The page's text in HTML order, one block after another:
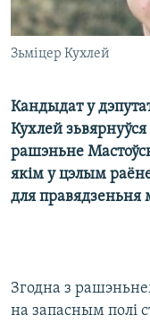
Зьміцер Кухлей
Кандыдат у
Кухлей
рашэньне
якім у цэлым
для правядзеньня
Згодна з
на запасным полі